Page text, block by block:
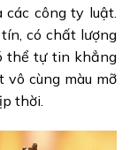
công ty luật.
có chất lượng
thể tự tin khẳng
cùng màu mỡ
thời.